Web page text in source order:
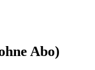
Abo)